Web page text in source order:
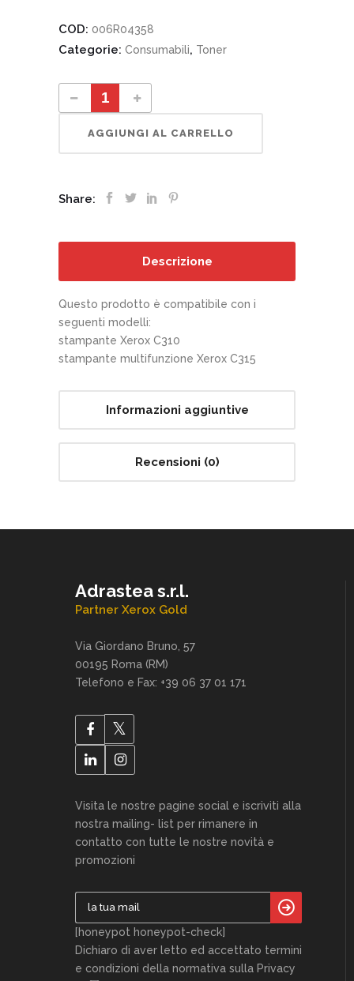
COD: 006R04358
Categorie: Consumabili, Toner
006R04358 Cartuccia toner magenta a capacità standard quantity
AGGIUNGI AL CARRELLO
Share:
Descrizione
Questo prodotto è compatibile con i
seguenti modelli:
stampante Xerox C310
stampante multifunzione Xerox C315
Informazioni aggiuntive
Recensioni (0)
Adrastea s.r.l.
Partner Xerox Gold
Via Giordano Bruno, 57
00195 Roma (RM)
Telefono e Fax: +39 06 37 01 171
Visita le nostre pagine social e iscriviti alla
nostra mailing- list per rimanere in
contatto con tutte le nostre novità e
promozioni
[honeypot honeypot-check]
Dichiaro di aver letto ed accettato termini
e condizioni della normativa sulla Privacy